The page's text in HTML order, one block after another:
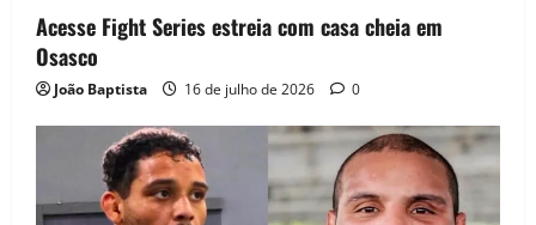
Acesse Fight Series estreia com casa cheia em
Osasco
João Baptista 16 de julho de 2026 0